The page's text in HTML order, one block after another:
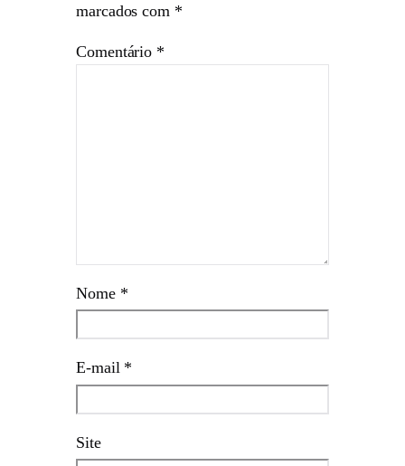
marcados com *
Comentário *
Nome *
E-mail *
Site